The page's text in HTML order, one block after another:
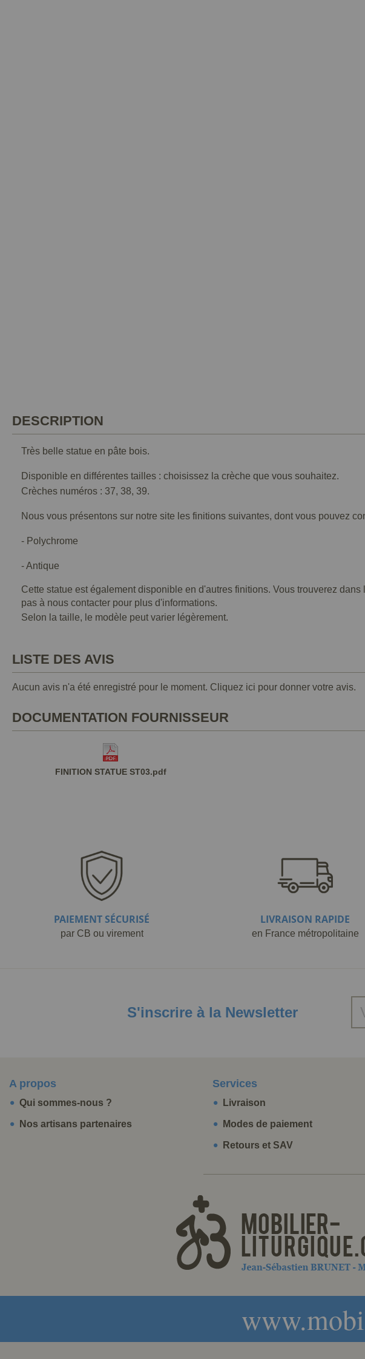
DESCRIPTION
Très belle statue en pâte bois.
Disponible en différentes tailles : choisissez la crèche que vous souhaitez.
Crèches numéros : 37, 38, 39.
Nous vous présentons sur notre site les finitions suivantes, dont vous pouvez
- Polychrome
- Antique
Cette statue est également disponible en d'autres finitions. Vous trouverez
pas à nous contacter pour plus d'informations.
Selon la taille, le modèle peut varier légèrement.
LISTE DES AVIS
Aucun avis n'a été enregistré pour le moment. Cliquez ici pour donner votre avis.
DOCUMENTATION FOURNISSEUR
FINITION STATUE ST03.pdf
PAIEMENT SÉCURISÉ
par CB ou virement
LIVRAISON RAPIDE
en France métropolitaine
S'inscrire à la Newsletter
A propos
Qui sommes-nous ?
Nos artisans partenaires
Services
Livraison
Modes de paiement
Retours et SAV